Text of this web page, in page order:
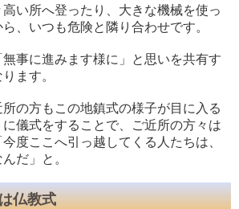
い所へ登ったり、大きな機械を使っ
、いつも危険と隣り合わせです。
事に進みます様に」と思いを共有す
ます。
の方もこの地鎮式の様子が目に入る
儀式をすることで、ご近所の方々は
度ここへ引っ越してくる人たちは、
だ」と。
仏教式